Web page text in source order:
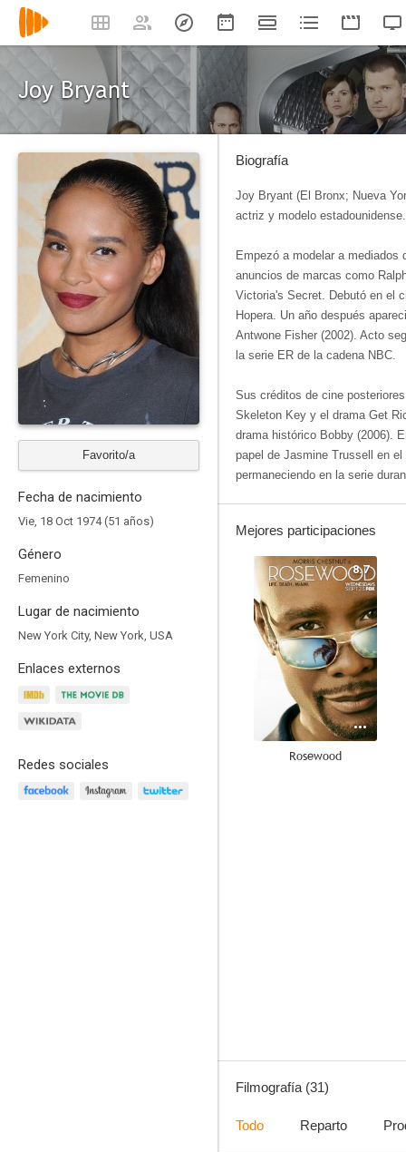
Joy Bryant
Favorito/a
Fecha de nacimiento
Vie, 18 Oct 1974 (51 años)
Género
Femenino
Lugar de nacimiento
New York City, New York, USA
Enlaces externos
Redes sociales
Biografía
Joy Bryant (El Bronx; Nueva
actriz y modelo estadounidense.
​Empezó a modelar a mediados
anuncios de marcas como
Victoria's Secret.​ Debutó en el
Hopera. Un año después
Antwone Fisher (2002). Acto
la serie ER de la cadena NBC.
Sus créditos de cine
Skeleton Key y el drama Get
drama histórico Bobby (2006).
papel de Jasmine Trussell en
permaneciendo en la serie
Mejores participaciones
8.7
Rosewood
Filmografía (31)
Todo Reparto